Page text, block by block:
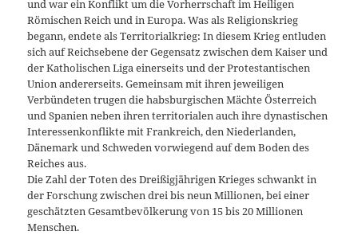
und war ein Konflikt um die Vorherrschaft im Heiligen
Römischen Reich und in Europa. Was als Religionskrieg
begann, endete als Territorialkrieg: In diesem Krieg entluden
sich auf Reichsebene der Gegensatz zwischen dem Kaiser und
der Katholischen Liga einerseits und der Protestantischen
Union andererseits. Gemeinsam mit ihren jeweiligen
Verbündeten trugen die habsburgischen Mächte Österreich
und Spanien neben ihren territorialen auch ihre dynastischen
Interessenkonflikte mit Frankreich, den Niederlanden,
Dänemark und Schweden vorwiegend auf dem Boden des
Reiches aus.
Die Zahl der Toten des Dreißigjährigen Krieges schwankt in
der Forschung zwischen drei bis neun Millionen, bei einer
geschätzten Gesamtbevölkerung von 15 bis 20 Millionen
Menschen.